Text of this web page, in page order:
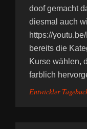
doof gemacht
diesmal auch
https://
bereits die
Kurse wählen,
farblich
Entwickler